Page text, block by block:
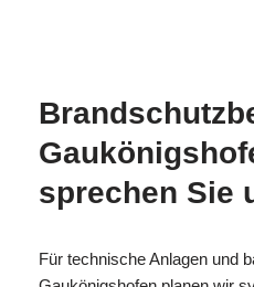
sprechen Sie
Für technische Anlagen und